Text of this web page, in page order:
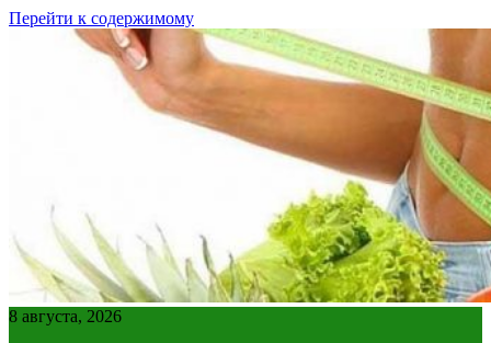
Перейти к содержимому
8 августа, 2026